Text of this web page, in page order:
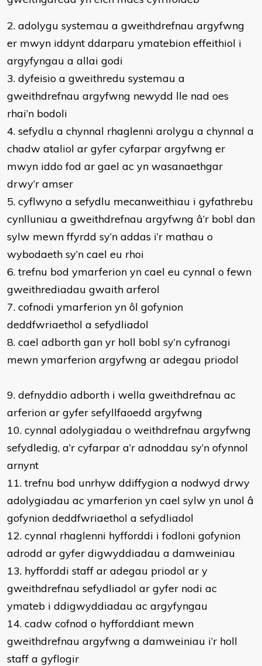
2. adolygu systemau a gweithdrefnau argyfwng
er mwyn iddynt ddarparu ymatebion effeithiol i
argyfyngau a allai godi
3. dyfeisio a gweithredu systemau a
gweithdrefnau argyfwng newydd lle nad oes
rhai’n bodoli
4. sefydlu a chynnal rhaglenni arolygu a chynnal a
chadw ataliol ar gyfer cyfarpar argyfwng er
mwyn iddo fod ar gael ac yn wasanaethgar
drwy’r amser
5. cyflwyno a sefydlu mecanweithiau i gyfathrebu
cynlluniau a gweithdrefnau argyfwng â’r bobl dan
sylw mewn ffyrdd sy’n addas i’r mathau o
wybodaeth sy’n cael eu rhoi
6. trefnu bod ymarferion yn cael eu cynnal o fewn
gweithrediadau gwaith arferol
7. cofnodi ymarferion yn ôl gofynion
deddfwriaethol a sefydliadol
8. cael adborth gan yr holl bobl sy’n cyfranogi
mewn ymarferion argyfwng ar adegau priodol
9. defnyddio adborth i wella gweithdrefnau ac
arferion ar gyfer sefyllfaoedd argyfwng
10. cynnal adolygiadau o weithdrefnau argyfwng
sefydledig, a’r cyfarpar a’r adnoddau sy’n ofynnol
arnynt
11. trefnu bod unrhyw ddiffygion a nodwyd drwy
adolygiadau ac ymarferion yn cael sylw yn unol â
gofynion deddfwriaethol a sefydliadol
12. cynnal rhaglenni hyfforddi i fodloni gofynion
adrodd ar gyfer digwyddiadau a damweiniau
13. hyfforddi staff ar adegau priodol ar y
gweithdrefnau sefydliadol ar gyfer nodi ac
ymateb i ddigwyddiadau ac argyfyngau
14. cadw cofnod o hyfforddiant mewn
gweithdrefnau argyfwng a damweiniau i’r holl
staff a gyflogir